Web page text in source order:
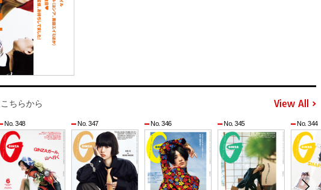
ちらから View All
No. 348 No. 347 No. 346 No. 345 No. 344